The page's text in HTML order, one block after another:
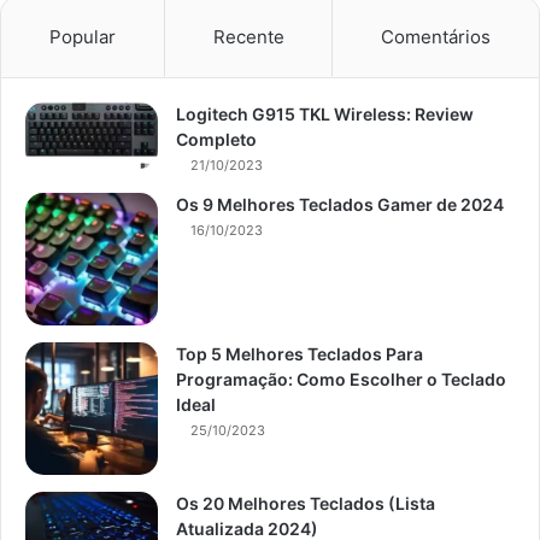
Popular Recente Comentários
Logitech G915 TKL Wireless: Review
Completo
21/10/2023
Os 9 Melhores Teclados Gamer de 2024
16/10/2023
Top 5 Melhores Teclados Para
Programação: Como Escolher o Teclado
Ideal
25/10/2023
Os 20 Melhores Teclados (Lista
Atualizada 2024)